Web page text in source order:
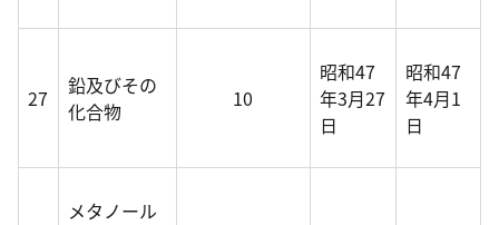
27
鉛及びその
化合物
10
昭和47
年3月27
日
昭和47
年4月1
日
メタノール